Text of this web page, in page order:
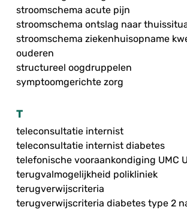
stroomschema acute pijn
stroomschema ontslag naar
stroomschema ziekenhuisopname
ouderen
structureel oogdruppelen
symptoomgerichte zorg
T
teleconsultatie internist
teleconsultatie internist diabetes
telefonische vooraankondiging UMC
terugvalmogelijkheid polikliniek
terugverwijscriteria
terugverwijscriteria diabetes type 2